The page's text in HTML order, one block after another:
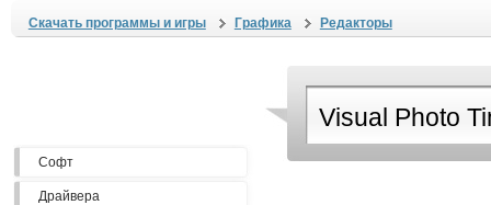
Скачать программы и игры Графика Редакторы
Софт
Драйвера